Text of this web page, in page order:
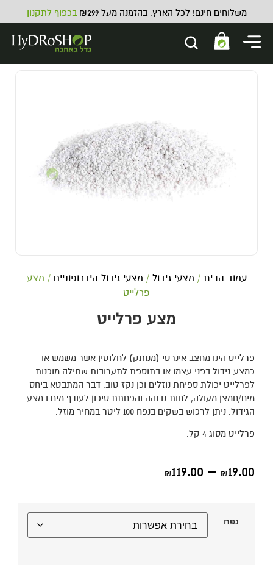
משלוחים חינם! לכל הארץ, בהזמנה מעל ₪299 בכפוף לתקנון
עמוד הבית / מצעי גידול / מצעי גידול הידרופוניים / מצע
פרלייט
מצע פרלייט
פרלייט הינו מחצב אינרטי (מנותק) לחלוטין אשר משמש או
כמצע גידול בפני עצמו או בתוספת לתערובות שתילה מוכנות.
לפרלייט יכולת ספיחת נוזלים וכן נקז טוב, דבר המתבטא ביחס
מים/חמצן מעולה, לחות גבוהה והפחתת סיכון לעודף מים במצע
הגידול. ניתן לרכוש בשקים בנפח 100 ליטר במחיר מוזל.
פרלייט מסוג 4 קל.
₪19.00
–
₪119.00
נפח